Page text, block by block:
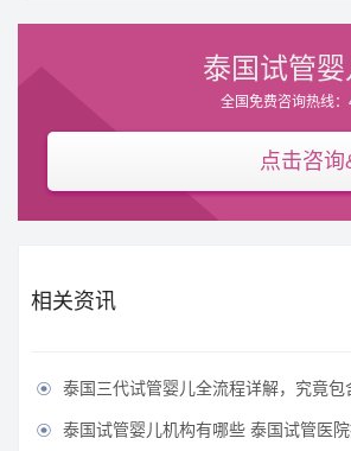
泰国试管
全国免费咨询热线
点击咨询
相关资讯
 泰国三代试管婴儿全流程详解，究竟包
 泰国试管婴儿机构有哪些 泰国试管医院